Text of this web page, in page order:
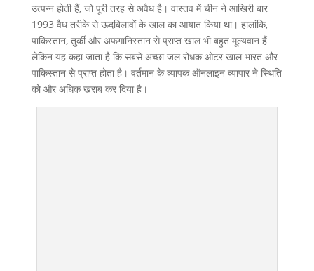
उत्पन्न होती हैं, जो पूरी तरह से अवैध है। वास्तव में चीन ने आखिरी बार
1993 वैध तरीके से ऊदबिलावों के खाल का आयात किया था। हालांकि,
पाकिस्तान, तुर्की और अफगानिस्तान से प्राप्त खाल भी बहुत मूल्यवान हैं
लेकिन यह कहा जाता है कि सबसे अच्छा जल रोधक ओटर खाल भारत और
पाकिस्तान से प्राप्त होता है। वर्तमान के व्यापक ऑनलाइन व्यापार ने स्थिति
को और अधिक खराब कर दिया है।